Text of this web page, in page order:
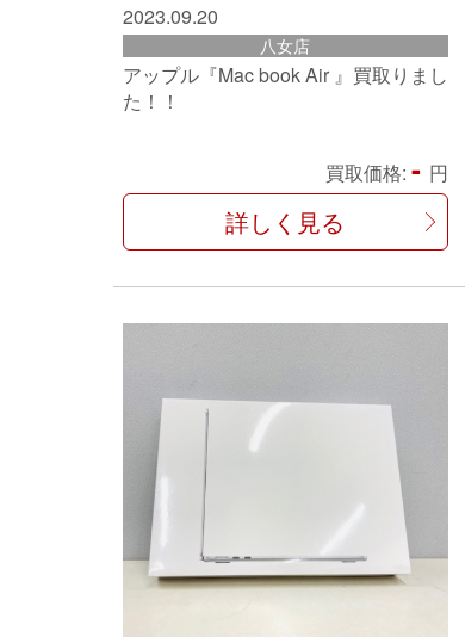
2023.09.20
八女店
アップル『Mac book Air 』買取りまし
た！！
買取価格:- 円
詳しく見る